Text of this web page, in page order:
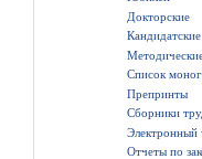
Докторские
Кандидатские
Список
Препринты
Сборники
Электронный
Отчеты по